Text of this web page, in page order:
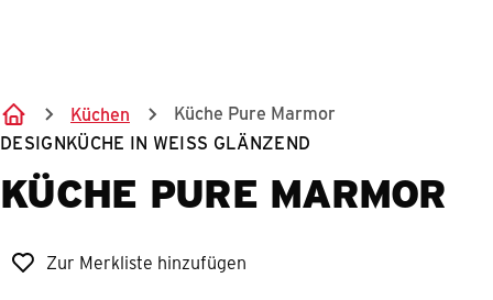
Küchen
Küche Pure Marmor
DESIGNKÜCHE IN WEISS GLÄNZEND
KÜCHE PURE MARMOR
Zur Merkliste hinzufügen